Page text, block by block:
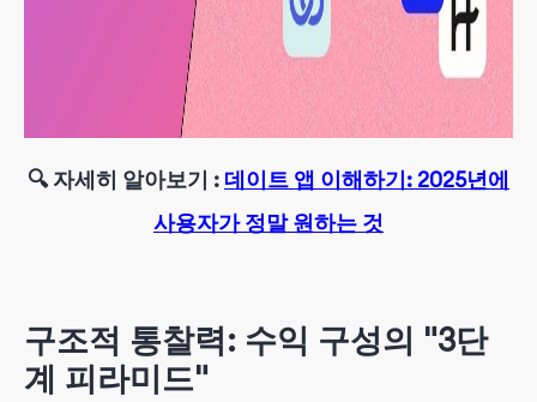
🔍 자세히 알아보기 : 데이트 앱 이해하기: 2025년에
사용자가 정말 원하는 것
구조적 통찰력: 수익 구성의 "3단
계 피라미드"